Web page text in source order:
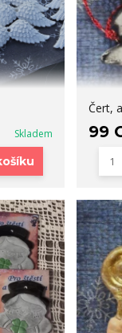
Skladem
Čert,
99